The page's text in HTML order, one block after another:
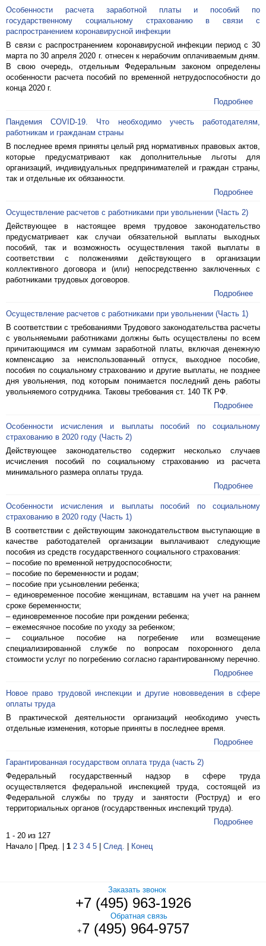
Особенности расчета заработной платы и пособий по
государственному социальному страхованию в связи с
распространением коронавирусной инфекции
В связи с распространением коронавирусной инфекции период с 30
марта по 30 апреля 2020 г. отнесен к нерабочим оплачиваемым дням.
В свою очередь, отдельным Федеральным законом определены
особенности расчета пособий по временной нетрудоспособности до
конца 2020 г.
Подробнее
Пандемия COVID-19. Что необходимо учесть работодателям,
работникам и гражданам страны
В последнее время приняты целый ряд нормативных правовых актов,
которые предусматривают как дополнительные льготы для
организаций, индивидуальных предпринимателей и граждан страны,
так и отдельные их обязанности.
Подробнее
Осуществление расчетов с работниками при увольнении (Часть 2)
Действующее в настоящее время трудовое законодательство
предусматривает как случаи обязательной выплаты выходных
пособий, так и возможность осуществления такой выплаты в
соответствии с положениями действующего в организации
коллективного договора и (или) непосредственно заключенных с
работниками трудовых договоров.
Подробнее
Осуществление расчетов с работниками при увольнении (Часть 1)
В соответствии с требованиями Трудового законодательства расчеты
с увольняемыми работниками должны быть осуществлены по всем
причитающимся им суммам заработной платы, включая денежную
компенсацию за неиспользованный отпуск, выходное пособие,
пособия по социальному страхованию и другие выплаты, не позднее
дня увольнения, под которым понимается последний день работы
увольняемого сотрудника. Таковы требования ст. 140 ТК РФ.
Подробнее
Особенности исчисления и выплаты пособий по социальному
страхованию в 2020 году (Часть 2)
Действующее законодательство содержит несколько случаев
исчисления пособий по социальному страхованию из расчета
минимального размера оплаты труда.
Подробнее
Особенности исчисления и выплаты пособий по социальному
страхованию в 2020 году (Часть 1)
В соответствии с действующим законодательством выступающие в
качестве работодателей организации выплачивают следующие
пособия из средств государственного социального страхования:
– пособие по временной нетрудоспособности;
– пособие по беременности и родам;
– пособие при усыновлении ребенка;
– единовременное пособие женщинам, вставшим на учет на раннем
сроке беременности;
– единовременное пособие при рождении ребенка;
– ежемесячное пособие по уходу за ребенком;
– социальное пособие на погребение или возмещение
специализированной службе по вопросам похоронного дела
стоимости услуг по погребению согласно гарантированному перечню.
Подробнее
Новое право трудовой инспекции и другие нововведения в сфере
оплаты труда
В практической деятельности организаций необходимо учесть
отдельные изменения, которые приняты в последнее время.
Подробнее
Гарантированная государством оплата труда (часть 2)
Федеральный государственный надзор в сфере труда
осуществляется федеральной инспекцией труда, состоящей из
Федеральной службы по труду и занятости (Роструд) и его
территориальных органов (государственных инспекций труда).
Подробнее
1 - 20 из 127
Начало | Пред. | 1 2 3 4 5 След. Конец
Заказать звонок
+7 (495) 963-1926
Обратная связь
+7 (495) 964-9757